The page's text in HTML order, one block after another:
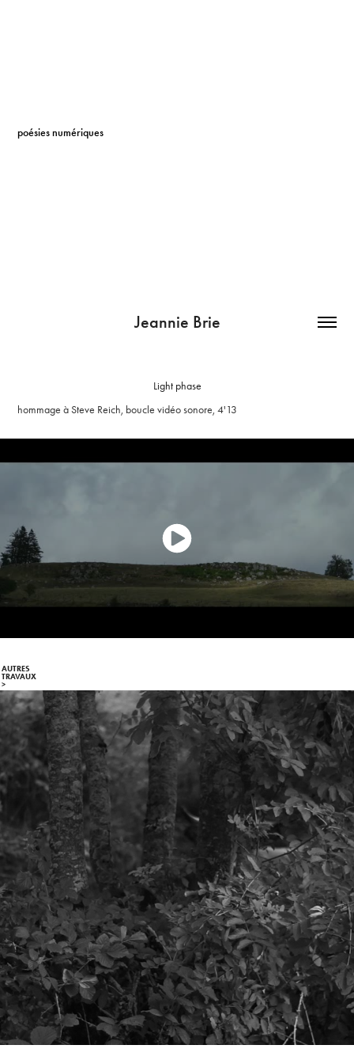
poésies numériques
Jeannie Brie
Light phase
AUTRES
TRAVAUX
>
HORS CHAMP